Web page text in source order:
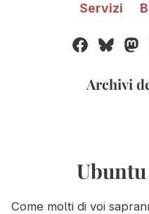
Servizi
Facebook
Bluesky
Archivi
Come molti di voi